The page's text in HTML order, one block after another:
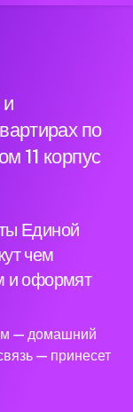
по
11 корпус
Единой
чем
и оформят
— домашний
— принесет